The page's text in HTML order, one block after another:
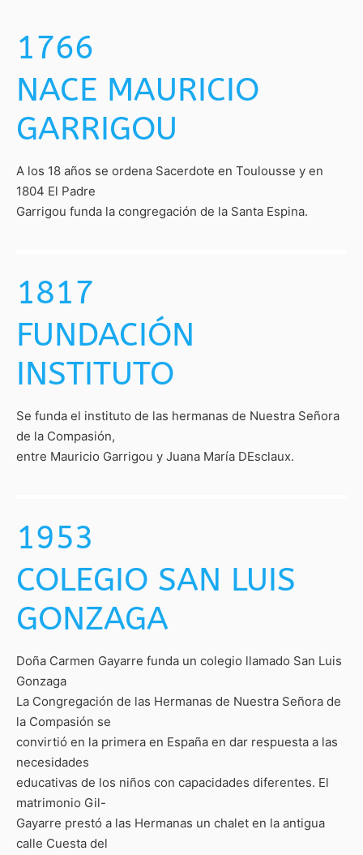
1766
NACE MAURICIO
GARRIGOU
A los 18 años se ordena Sacerdote en Toulousse y en
1804 El Padre
Garrigou funda la congregación de la Santa Espina.
1817
FUNDACIÓN
INSTITUTO
Se funda el instituto de las hermanas de Nuestra Señora
de la Compasión,
entre Mauricio Garrigou y Juana María DEsclaux.
1953
COLEGIO SAN LUIS
GONZAGA
Doña Carmen Gayarre funda un colegio llamado San Luis
Gonzaga
La Congregación de las Hermanas de Nuestra Señora de
la Compasión se
convirtió en la primera en España en dar respuesta a las
necesidades
educativas de los niños con capacidades diferentes. El
matrimonio Gil-
Gayarre prestó a las Hermanas un chalet en la antigua
calle Cuesta del